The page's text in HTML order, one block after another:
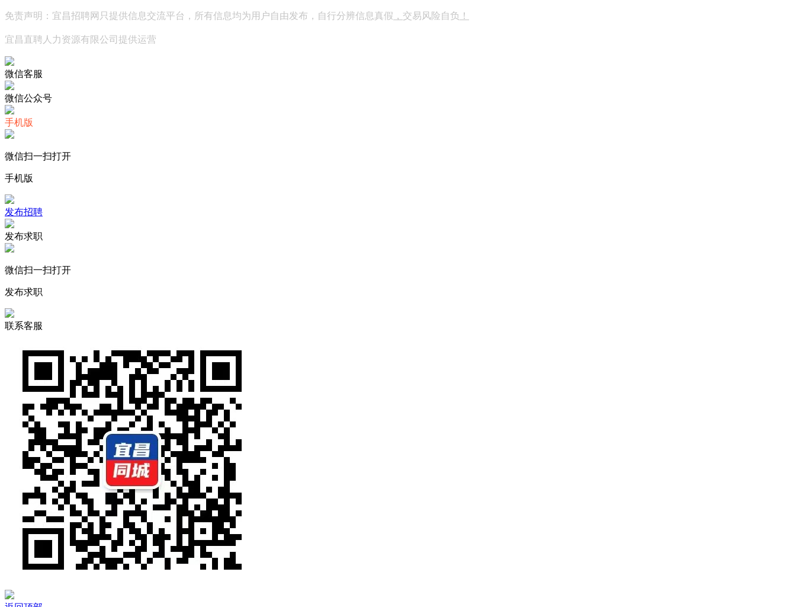
免责声明：宜昌招聘网只提供信息交流平台，所有信息均为用户自由发布，自行分辨信息真假 ， 交易风险自负 ！
宜昌直聘人力资源有限公司提供运营
微信客服
微信公众号
手机版
微信扫一扫打开
手机版
发布招聘
发布求职
微信扫一扫打开
发布求职
联系客服